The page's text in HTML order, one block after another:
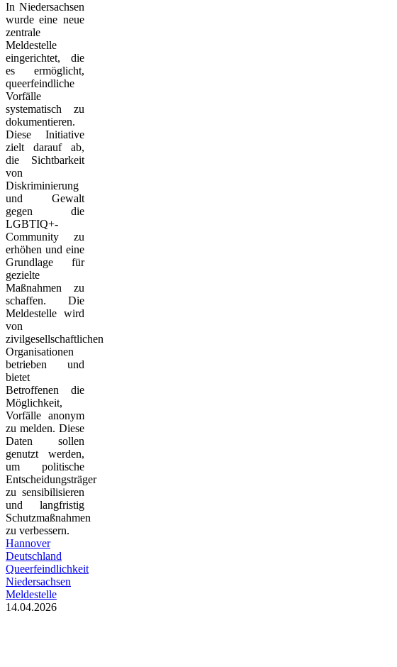
In Niedersachsen
wurde eine neue
zentrale
Meldestelle
eingerichtet, die
es ermöglicht,
queerfeindliche
Vorfälle
systematisch zu
dokumentieren.
Diese Initiative
zielt darauf ab,
die Sichtbarkeit
von
Diskriminierung
und Gewalt
gegen die
LGBTIQ+-
Community zu
erhöhen und eine
Grundlage für
gezielte
Maßnahmen zu
schaffen. Die
Meldestelle wird
von
zivilgesellschaftlichen
Organisationen
betrieben und
bietet
Betroffenen die
Möglichkeit,
Vorfälle anonym
zu melden. Diese
Daten sollen
genutzt werden,
um politische
Entscheidungsträger
zu sensibilisieren
und langfristig
Schutzmaßnahmen
zu verbessern.
Hannover
Deutschland
Queerfeindlichkeit
Niedersachsen
Meldestelle
14.04.2026